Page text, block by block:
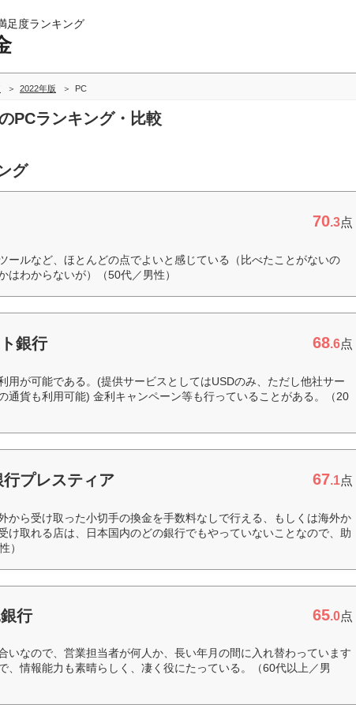
足度ランキング
2022年版 PC
PCランキング・比較
グ
70.3点
ールなど、ほとんどの点でよいと感じている（比べたことがないの
はわからないが）（50代／男性）
銀行 68.6点
用が可能である。(提供サービスとしてはUSDのみ、ただし他社サー
通貨も利用可能) 金利キャンペーン等も行っていることがある。（20
プレスティア 67.1点
から受け取った小切手の換金を手数料なしで行える、もしくは海外か
け取れる店は、日本国内のどの銀行でもやっていないことなので、助
）
行 65.0点
いなので、営業担当者が何人か、長い年月の間に入れ替わっています
、情報能力も素晴らしく、凄く役にたっている。（60代以上／男